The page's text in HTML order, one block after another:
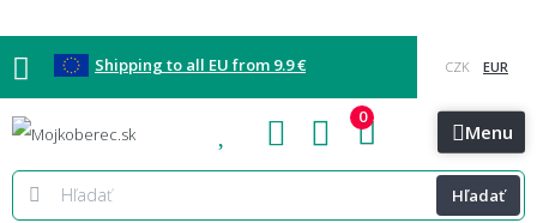
Shipping to all EU from 9.9 €
Blog Kontakt Menu
Hľadať
0